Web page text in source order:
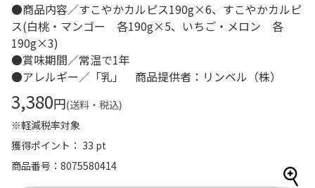
●商品内容／すこやかカルピス190g×6、すこやかカルピ
ス(白桃・マンゴー 各190g×5、いちご・メロン 各
190g×3)
●賞味期間／常温で1年
●アレルギー／「乳」 商品提供者：リンベル（株）
3,380円(送料・税込)
※軽減税率対象
獲得ポイント： 33 pt
商品番号
8075580414